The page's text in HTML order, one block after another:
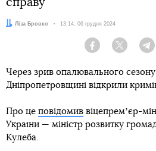
справу
Автор:
Ліза Бровко Дата:
13:14, 06 грудня 2024
Facebook Twitter
Через зрив опалювального
Дніпропетровщині відкрили
Про це повідомив віцепремʼєр-
України — міністр розвитку
Кулеба.